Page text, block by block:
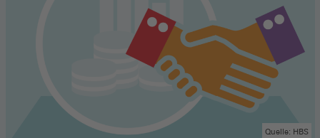
Quelle: HBS